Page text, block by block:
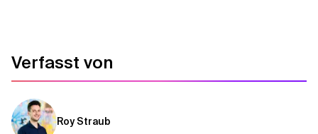
Verfasst von
Roy Straub